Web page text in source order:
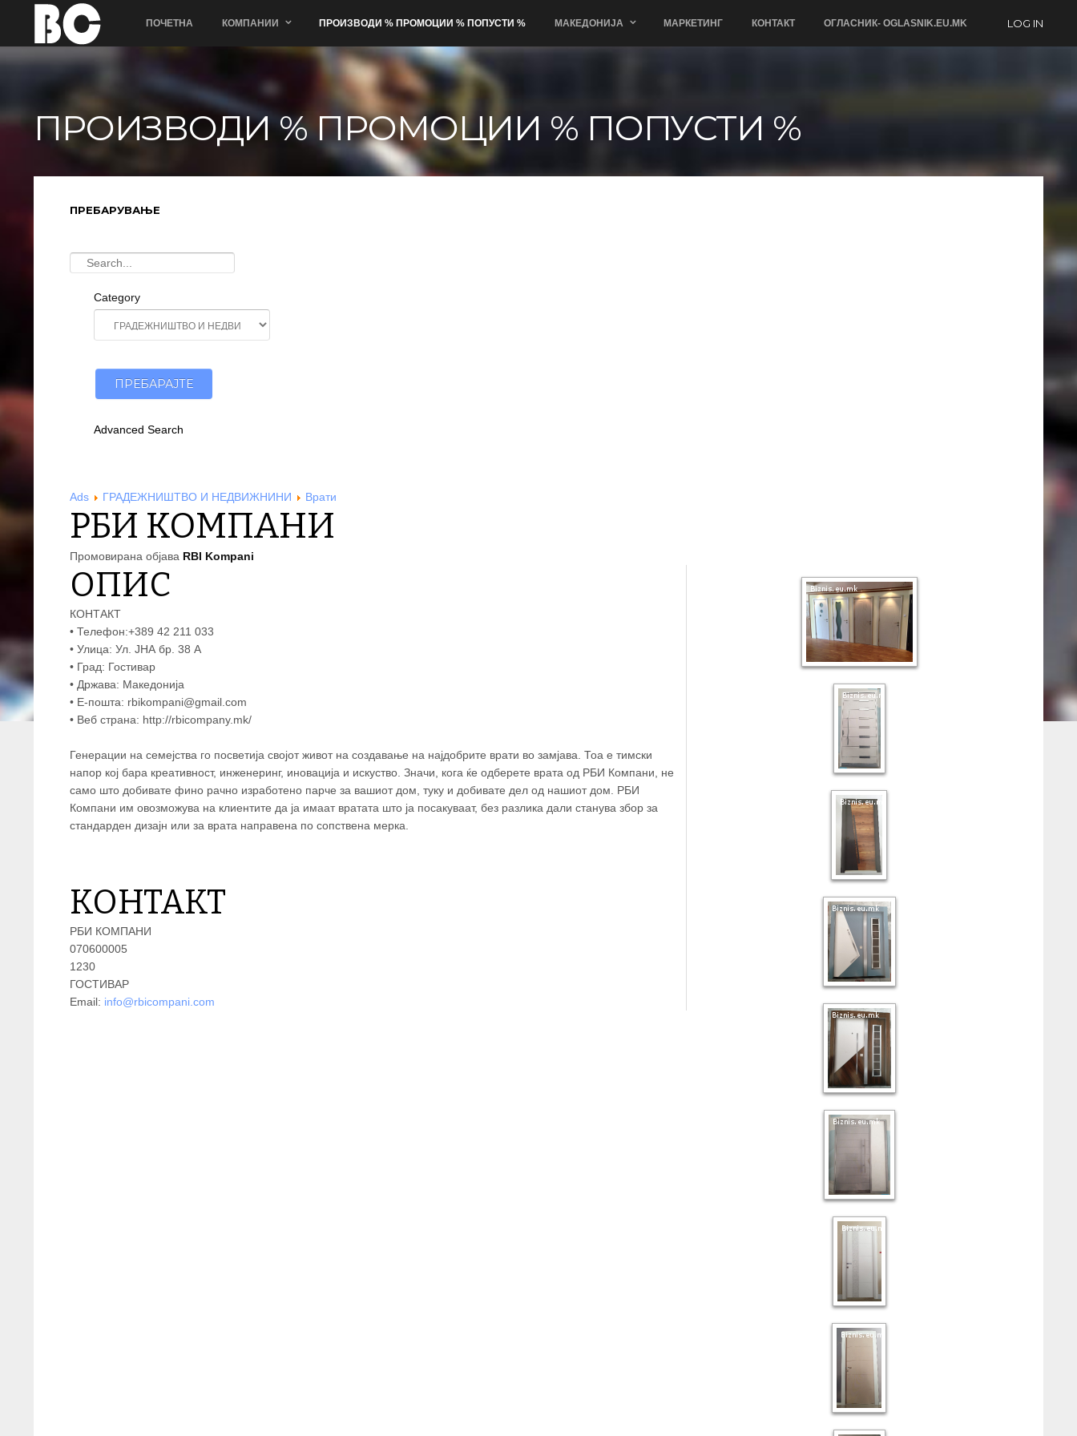
LOG IN
ПОЧЕТНА КОМПАНИИ ПРОИЗВОДИ % ПРОМОЦИИ % ПОПУСТИ % МАКЕДОНИЈА МАРКЕТИНГ КОНТАКТ ОГЛАСНИК- OGLASNIK.EU.MK
ПРОИЗВОДИ % ПРОМОЦИИ % ПОПУСТИ %
ПРЕБАРУВАЊЕ
Category
Advanced Search
Ads ГРАДЕЖНИШТВО И НЕДВИЖНИНИ Врати
РБИ КОМПАНИ
Промовирана објава RBI Kompani
ОПИС
КОНТАКТ
• Телефон:+389 42 211 033
• Улица: Ул. ЈНА бр. 38 А
• Град: Гостивар
• Држава: Македонија
• Е-пошта: rbikompani@gmail.com
• Веб страна: http://rbicompany.mk/
Генерации на семејства го посветија својот живот на создавање на најдобрите врати во замјава. Тоа е тимски
напор кој бара креативност, инженеринг, иновација и искуство. Значи, кога ќе одберете врата од РБИ Компани, не
само што добивате фино рачно изработено парче за вашиот дом, туку и добивате дел од нашиот дом. РБИ
Компани им овозможува на клиентите да ја имаат вратата што ја посакуваат, без разлика дали станува збор за
стандарден дизајн или за врата направена по сопствена мерка.
КОНТАКТ
РБИ КОМПАНИ
070600005
1230
ГОСТИВАР
Email: info@rbicompani.com